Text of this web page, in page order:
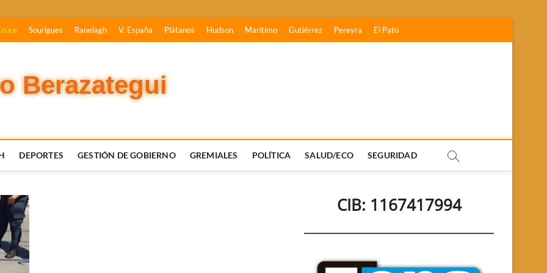
Sourigues Ranelagh V. España Plátanos Hudson Marítimo Gutiérrez Pereyra El Pato
Berazategui
DEPORTES GESTIÓN DE GOBIERNO GREMIALES POLÍTICA SALUD/ECO SEGURIDAD
CIB: 1167417994